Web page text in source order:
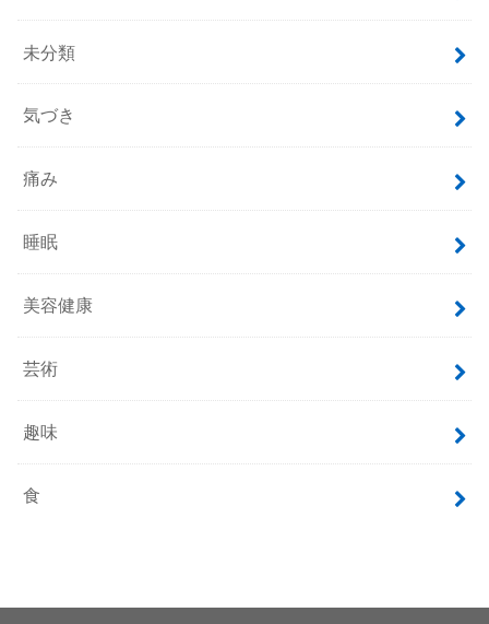
未分類
気づき
痛み
睡眠
美容健康
芸術
趣味
食